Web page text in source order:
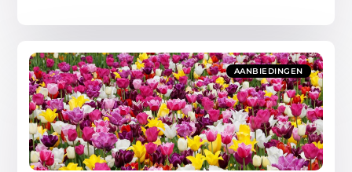
AANBIEDINGEN